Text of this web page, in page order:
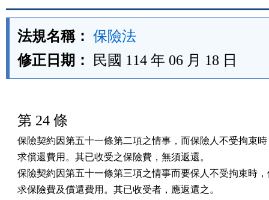
法規名稱： 保險法
修正日期：
民國 114 年 06 月 18 日
第 24 條
保險契約因第五十一條第二項之情事，而保險人不受拘束
求償還費用。其已收受之保險費，無須返還。
保險契約因第五十一條第三項之情事而要保人不受拘束時
求保險費及償還費用。其已收受者，應返還之。